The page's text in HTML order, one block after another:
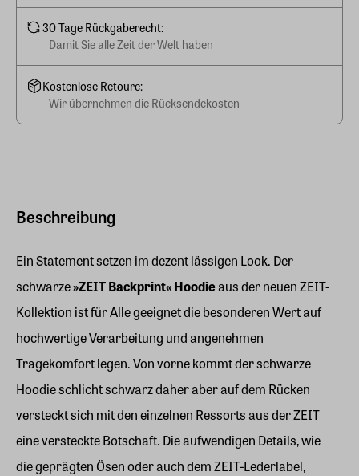
Beschreibung
Ein Statement setzen im dezent lässigen Look. Der
schwarze»ZEIT Backprint« Hoodieaus der neuen ZEIT-
Kollektion ist für Alle geeignet die besonderen Wert auf
hochwertige Verarbeitung und angenehmen
Tragekomfort legen. Von vorne kommt der schwarze
Hoodie schlicht schwarz daher aber auf dem Rücken
versteckt sich mit den einzelnen Ressorts aus der ZEIT
eine versteckte Botschaft. Die aufwendigen Details, wie
die geprägten Ösen oder auch dem ZEIT-Lederlabel,
30 Tage Rückgaberecht:
Damit Sie alle Zeit der Welt haben
Kostenlose Retoure:
Wir übernehmen die Rücksendekosten